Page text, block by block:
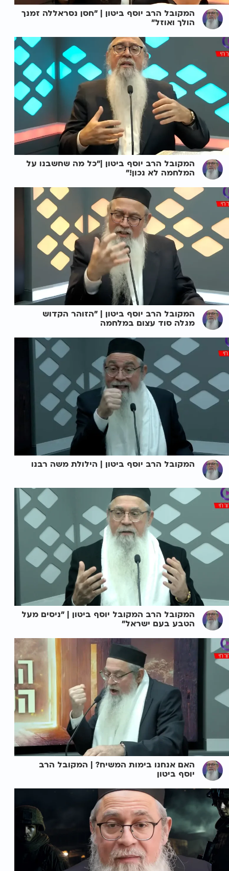
המקובל הרב יוסף ביטון | "חסן נסראללה זמנך
הולך ואוזל"
המקובל הרב יוסף ביטון |"כל מה שחשבנו על
המלחמה לא נכון!"
המקובל הרב יוסף ביטון | "הזוהר הקדוש
מגלה סוד עצום במלחמה
המקובל הרב יוסף ביטון | הילולת משה רבנו
המקובל הרב המקובל יוסף ביטון | "ניסים מעל
הטבע בעם ישראל"
האם אנחנו בימות המשיח? | המקובל הרב
יוסף ביטון